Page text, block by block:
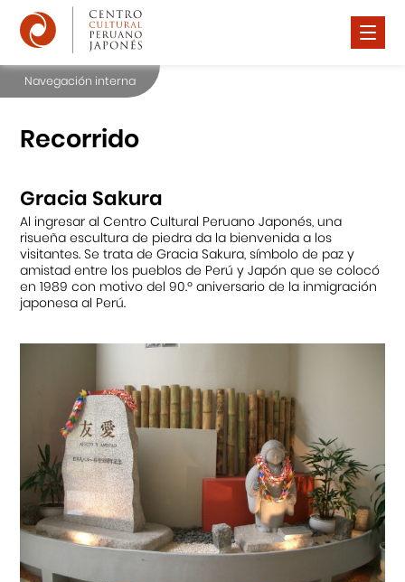
Nosotros
Difusión Cultural
Noticias
Premio Watanabe 2025
Contáctanos
Centro Cultural Peruano Japonés
Cursos
Museo de la Inmigración Japonesa
Fondo Editorial
Teatro Peruano Japonés
Navegación interna
Recorrido
Gracia Sakura
Al ingresar al Centro Cultural Peruano Japonés, una
risueña escultura de piedra da la bienvenida a los
visitantes. Se trata de Gracia Sakura, símbolo de paz y
amistad entre los pueblos de Perú y Japón que se colocó
en 1989 con motivo del 90.º aniversario de la inmigración
japonesa al Perú.